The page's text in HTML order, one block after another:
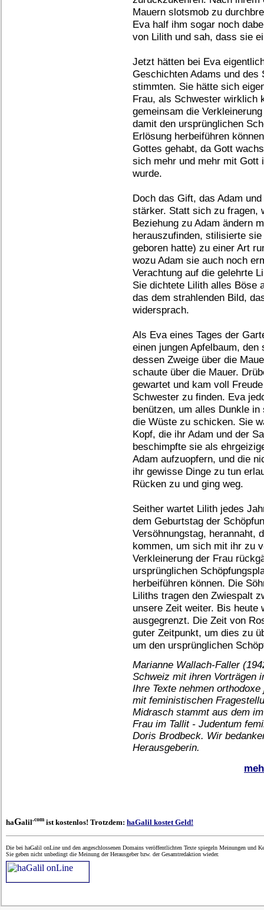
Mauern slotsmob zu
Eva half ihm sogar noch
von Lilith und sah, dass sie
Jetzt hätten bei Eva
Geschichten Adams und
stimmten. Sie hätte sich
Frau, als Schwester wirklich
gemeinsam die
damit den ursprünglichen
Erlösung herbeiführen
Gottes gehabt, da Gott
sich mehr und mehr mit Gott
wurde.
Doch das Gift, das Adam
stärker. Statt sich zu fragen,
Beziehung zu Adam ändern
herauszufinden, stilisierte
geboren hatte) zu einer Art
wozu Adam sie auch noch
Verachtung auf die gelehrte
Sie dichtete Lilith alles Böse
das dem strahlenden Bild,
widersprach.
Als Eva eines Tages der
einen jungen Apfelbaum,
dessen Zweige über die
schaute über die Mauer.
gewartet und kam voll
Schwester zu finden. Eva
benützen, um alles Dunkle
die Wüste zu schicken. Sie
Kopf, die ihr Adam und der
beschimpfte sie als
Adam aufzuopfern, und die
ihr gewisse Dinge zu tun
Rücken zu und ging weg.
Seither wartet Lilith jedes
dem Geburtstag der
Versöhnungstag, herannaht,
kommen, um sich mit ihr zu
Verkleinerung der Frau
ursprünglichen
herbeiführen können. Die
Liliths tragen den Zwiespalt
unsere Zeit weiter. Bis heute
ausgegrenzt. Die Zeit von
guter Zeitpunkt, um dies zu
um den ursprünglichen
Marianne Wallach-Faller
Schweiz mit ihren Vorträgen
Ihre Texte nehmen
mit feministischen
Midrasch stammt aus dem
Frau im Tallit - Judentum
Doris Brodbeck. Wir
Herausgeberin.
haGalil.com ist kostenlos! Trotzdem: haGalil kostet Geld!
Die bei haGalil onLine und den angeschlossenen Domains veröffentlichten Texte spiegeln Meinungen und
Sie geben nicht unbedingt die Meinung der Herausgeber bzw. der Gesamtredaktion wieder.